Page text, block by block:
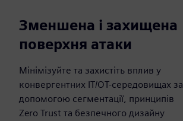
Зменшена і захищена
поверхня атаки
Мінімізуйте та захистіть вплив у
конвергентних IT/OT-середовищах за
допомогою сегментації, принципів
Zero Trust та безпечного дизайну